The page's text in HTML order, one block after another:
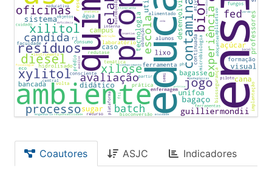
Coautores ASJC Indicadores